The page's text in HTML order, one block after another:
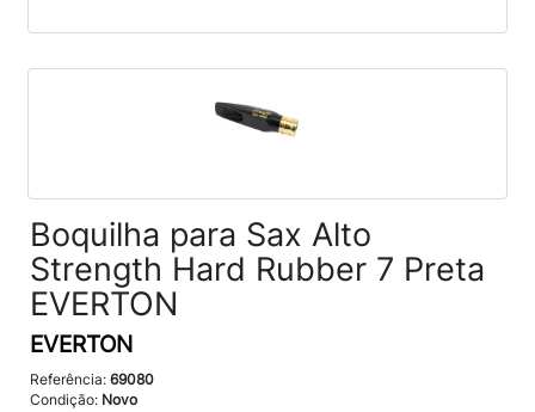
Boquilha para Sax Alto
Strength Hard Rubber 7 Preta
EVERTON
EVERTON
Referência: 69080
Condição: Novo